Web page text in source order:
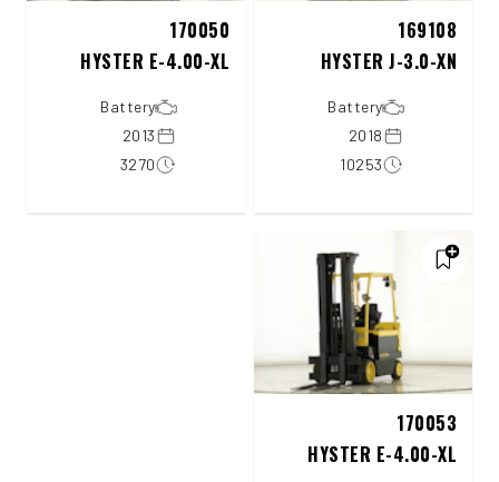
169108
HYSTER J-3.0-XN
Battery
2018
10253
170050
HYSTER E-4.00-XL
Battery
2013
3270
170053
HYSTER E-4.00-XL